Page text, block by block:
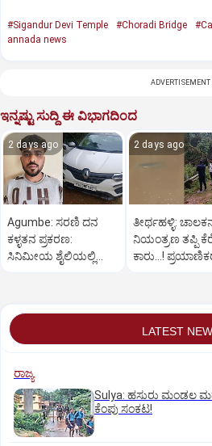
#Sigandur Devi Temple #Choradi Bridge
annada news
ADVERTISEMENT
ಇನ್ನಷ್ಟು ಸುದ್ದಿ ಈ ವಿಭಾಗದಿಂದ
2 days ago
Agumbe: ಸರಣಿ ದನ
ಕಳ್ಳತನ ಪ್ರಕರಣ:
ಸಿನಿಮೀಯ ಶೈಲಿಯಲ್ಲಿ
2 days ago
ತೀರ್ಥಹಳ್ಳಿ:
ನಿಯಂತ್ರಣ ತಪ್ಪಿ
ಕಾರು...!
LATEST
ರಾಜ್ಯ
Sulya: ಹಸುರು ಮಂಡಲ
ಕೆಂಪು ಸಂಕಟ!